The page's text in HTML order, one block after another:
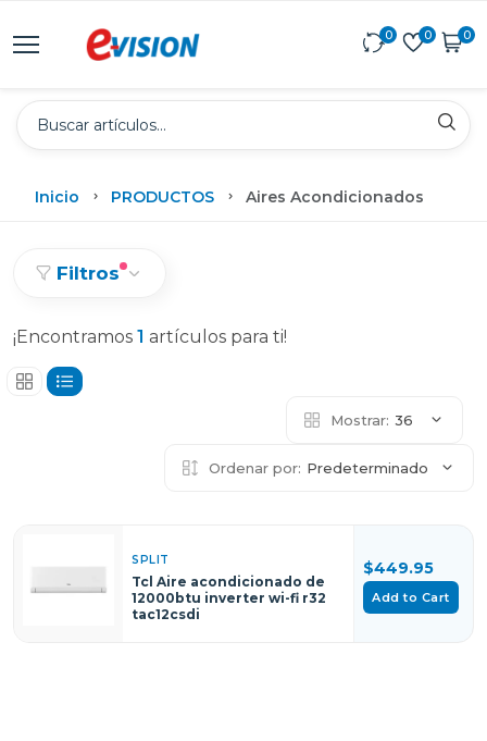
0 0 0
Inicio PRODUCTOS Aires Acondicionados
Filtros
¡Encontramos 1 artículos para ti!
Mostrar: 36
Ordenar por: Predeterminado
SPLIT
Tcl Aire acondicionado de
12000btu inverter wi-fi r32
tac12csdi
$449.95
Add to Cart